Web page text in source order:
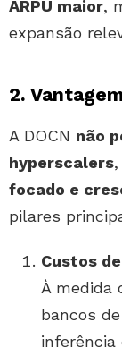
ARPU maior,
expansão
2.
A DOCN não
hyperscalers
focado e
pilares
Custos
À medida
bancos